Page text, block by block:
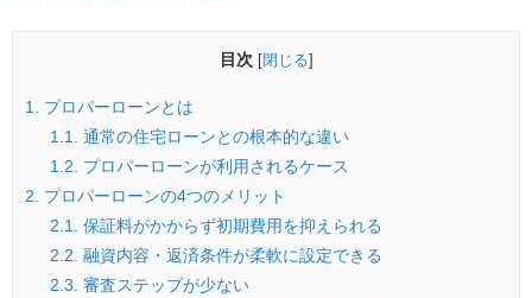
目次 [閉じる]
1.
プロパーローンとは
1.1.
通常の住宅ローンとの根本的な違い
1.2.
プロパーローンが利用されるケース
2.
プロパーローンの4つのメリット
2.1.
保証料がかからず初期費用を抑えられる
2.2. 融資内容・返済条件が柔軟に設定できる
2.3. 審査ステップが少ない